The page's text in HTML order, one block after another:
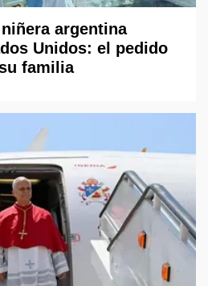
argentina
Unidos: el pedido
familia